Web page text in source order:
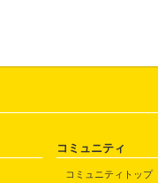
コミュニティ
コミュニティトップ